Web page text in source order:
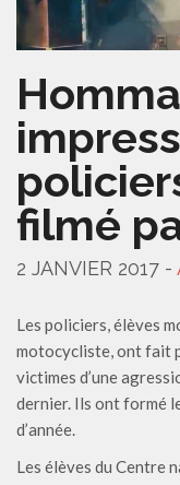
filmé
2 JANVIER 2017 -
Les policiers, élèves
motocycliste, ont fait
victimes d’une
dernier. Ils ont formé
d’année.
Les élèves du Centre